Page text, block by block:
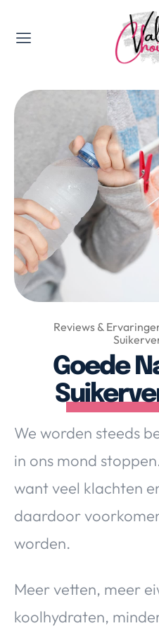
Valerie's Topics
Travel
Food &
Happyness
Lifestyle, Sport
Top 5
Health
Huis
Nieuws
Over Valerie
Over
De
Food & Drinks Health &
Reviews &
Goede
We worden steeds
in ons mond
want veel klachten
daardoor
worden.
Meer vetten, meer
koolhydraten,